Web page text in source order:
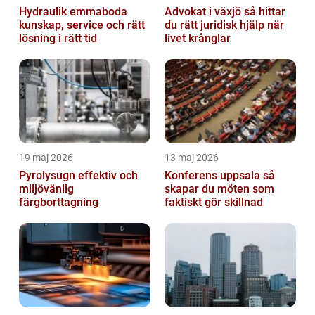
Hydraulik emmaboda
kunskap, service och rätt
lösning i rätt tid
Advokat i växjö så hittar
du rätt juridisk hjälp när
livet krånglar
19 maj 2026
Pyrolysugn effektiv och
miljövänlig
färgborttagning
13 maj 2026
Konferens uppsala så
skapar du möten som
faktiskt gör skillnad